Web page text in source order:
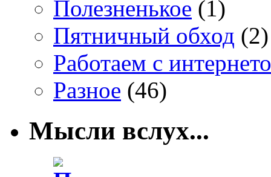
Полезненькое (1)
Пятничный обход (2)
Работаем с
Разное (46)
Мысли вслух...